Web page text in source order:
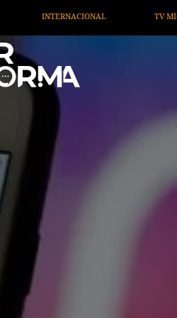
TV MIGRANTE INFORMA OPINIÓN